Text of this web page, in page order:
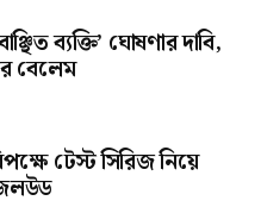
ব্যক্তি’ ঘোষণার দাবি,
বেলেম
টেস্ট সিরিজ নিয়ে